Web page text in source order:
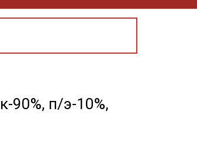
90%, п/э-10%,